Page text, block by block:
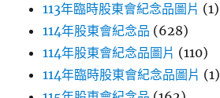
113年臨時股東會紀念品圖片 (1)
114年股東會紀念品 (628)
114年股東會紀念品圖片 (110)
114年臨時股東會紀念品圖片 (1)